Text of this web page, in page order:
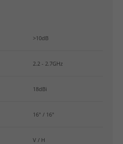
>10dB
2.2 - 2.7GHz
18dBi
16° / 16°
V / H